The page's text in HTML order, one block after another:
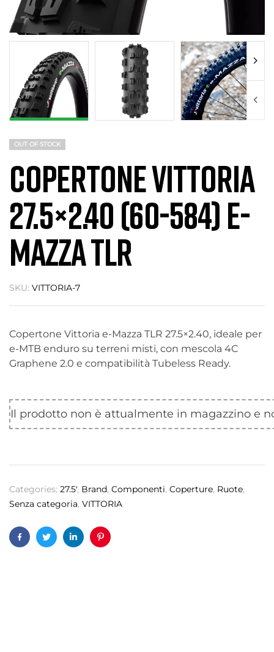
OUT OF STOCK
COPERTONE VITTORIA
27.5×2.40 (60-584) E-
MAZZA TLR
SKU: VITTORIA-7
Copertone Vittoria e-Mazza TLR 27.5×2.40, ideale per
e-MTB enduro su terreni misti, con mescola 4C
Graphene 2.0 e compatibilità Tubeless Ready.
Il prodotto non è attualmente in magazzino e
Categories: 27.5', Brand, Componenti, Coperture, Ruote,
Senza categoria, VITTORIA
FacebookTwitterLinkedinPinterest